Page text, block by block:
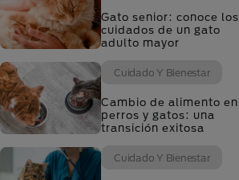
Gato senior: conoce los
cuidados de un gato
adulto mayor
Cuidado Y Bienestar
Cambio de alimento en
perros y gatos: una
transición exitosa
Cuidado Y Bienestar